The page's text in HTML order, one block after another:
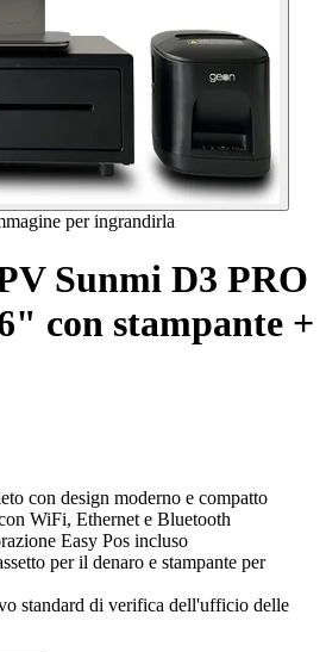
per ingrandirla
Sunmi D3 PRO
con stampante +
con design moderno e compatto
WiFi, Ethernet e Bluetooth
Easy Pos incluso
per il denaro e stampante per
standard di verifica dell'ufficio delle